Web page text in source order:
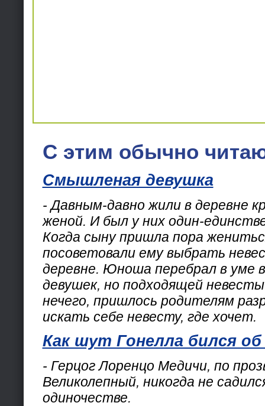
С этим обычно
Смышленая девушка
- Давным-давно жили в деревне
женой. И был у них один-
Когда сыну пришла пора
посоветовали ему выбрать
деревне. Юноша перебрал в уме
девушек, но подходящей
нечего, пришлось родителям
искать себе невесту, где хочет.
Как шут Гонелла бился об
- Герцог Лоренцо Медичи, по
Великолепный, никогда не
одиночестве.